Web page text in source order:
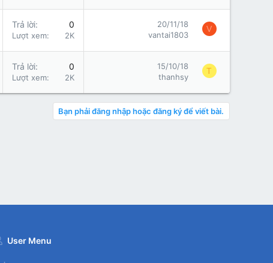
Trả lời 0
Lượt xem 2K
20/11/18
vantai1803
V
Trả lời 0
Lượt xem 2K
15/10/18
thanhsy
T
Bạn phải đăng nhập hoặc đăng ký để viết bài.
User Menu